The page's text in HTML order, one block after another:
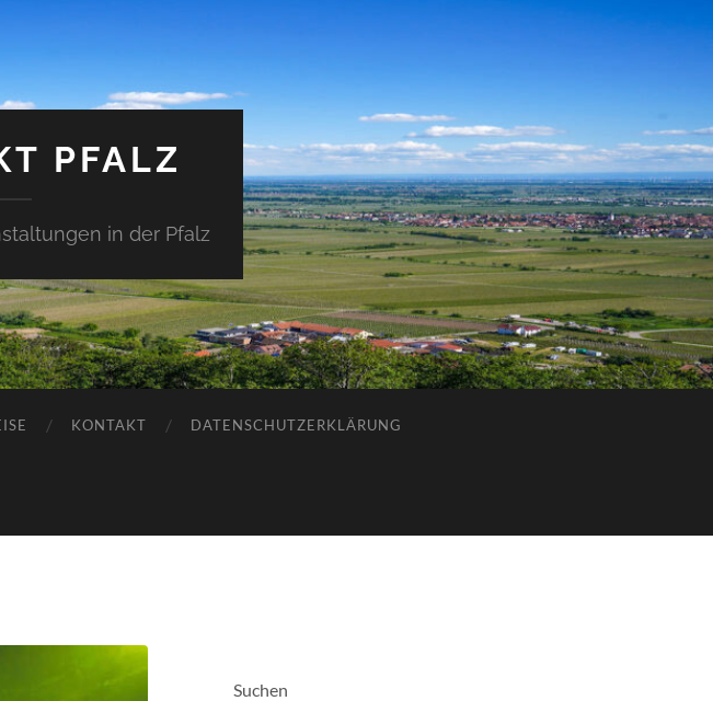
PFALZ
in der Pfalz
KONTAKT DATENSCHUTZERKLÄRUNG
Suchen